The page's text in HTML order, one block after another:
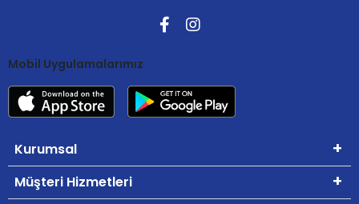
Mobil Uygulamalarımız
Kurumsal
Müşteri Hizmetleri